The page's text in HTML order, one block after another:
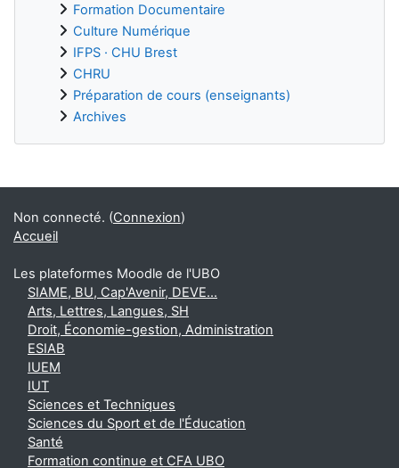
Formation Documentaire
Culture Numérique
IFPS · CHU Brest
CHRU
Préparation de cours (enseignants)
Archives
Blocs supplémentaires
Non connecté. (Connexion)
Accueil
Les plateformes Moodle de l'UBO
SIAME, BU, Cap'Avenir, DEVE...
Arts, Lettres, Langues, SH
Droit, Économie-gestion, Administration
ESIAB
IUEM
IUT
Sciences et Techniques
Sciences du Sport et de l'Éducation
Santé
Formation continue et CFA UBO